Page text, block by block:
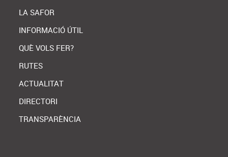
LA SAFOR
INFORMACIÓ ÚTIL
QUÈ VOLS FER?
RUTES
ACTUALITAT
DIRECTORI
TRANSPARÈNCIA